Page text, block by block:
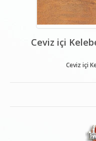
Ceviz içi
Ceviz içi